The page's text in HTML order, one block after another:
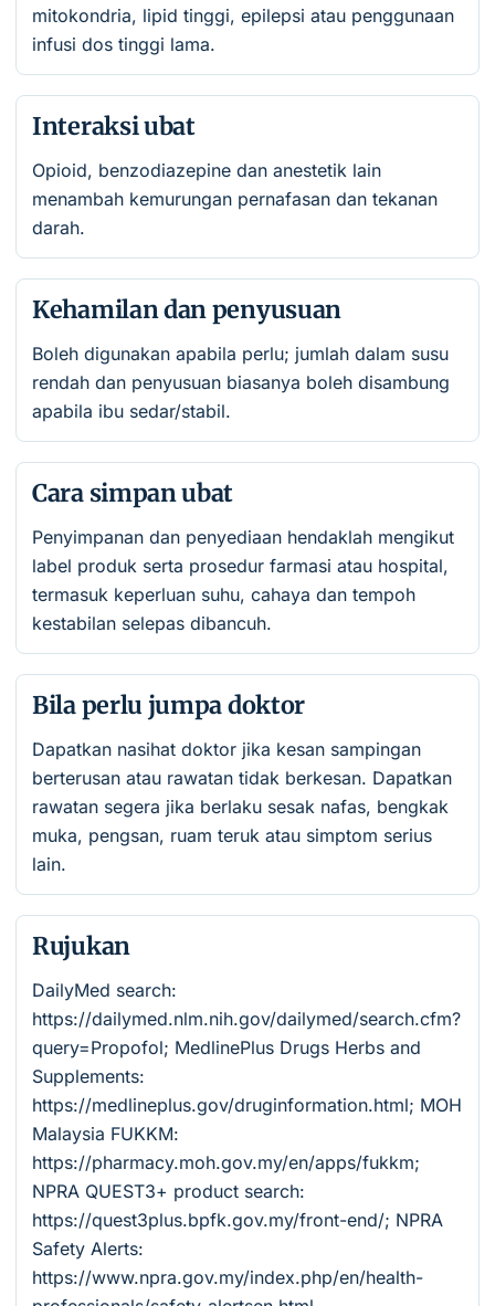
mitokondria, lipid tinggi, epilepsi atau penggunaan
infusi dos tinggi lama.
Interaksi ubat
Opioid, benzodiazepine dan anestetik lain
menambah kemurungan pernafasan dan tekanan
darah.
Kehamilan dan penyusuan
Boleh digunakan apabila perlu; jumlah dalam susu
rendah dan penyusuan biasanya boleh disambung
apabila ibu sedar/stabil.
Cara simpan ubat
Penyimpanan dan penyediaan hendaklah mengikut
label produk serta prosedur farmasi atau hospital,
termasuk keperluan suhu, cahaya dan tempoh
kestabilan selepas dibancuh.
Bila perlu jumpa doktor
Dapatkan nasihat doktor jika kesan sampingan
berterusan atau rawatan tidak berkesan. Dapatkan
rawatan segera jika berlaku sesak nafas, bengkak
muka, pengsan, ruam teruk atau simptom serius
lain.
Rujukan
DailyMed search:
https://dailymed.nlm.nih.gov/dailymed/search.cfm?
query=Propofol; MedlinePlus Drugs Herbs and
Supplements:
https://medlineplus.gov/druginformation.html; MOH
Malaysia FUKKM:
https://pharmacy.moh.gov.my/en/apps/fukkm;
NPRA QUEST3+ product search:
https://quest3plus.bpfk.gov.my/front-end/; NPRA
Safety Alerts:
https://www.npra.gov.my/index.php/en/health-